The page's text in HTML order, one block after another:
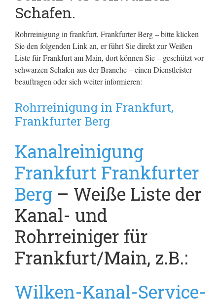
Schafen.
Rohrreinigung in frankfurt, Frankfurter Berg – bitte klicken
Sie den folgenden Link an, er führt Sie direkt zur Weißen
Liste für Frankfurt am Main, dort können Sie – geschützt vor
schwarzen Schafen aus der Branche – einen Dienstleister
beauftragen oder sich weiter informieren:
Rohrreinigung in Frankfurt,
Frankfurter Berg
Kanalreinigung
Frankfurt Frankfurter
Berg – Weiße Liste der
Kanal- und
Rohrreiniger für
Frankfurt/Main, z.B.:
Wilken-Kanal-Service-